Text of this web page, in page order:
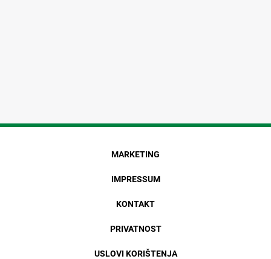
MARKETING
IMPRESSUM
KONTAKT
PRIVATNOST
USLOVI KORIŠTENJA